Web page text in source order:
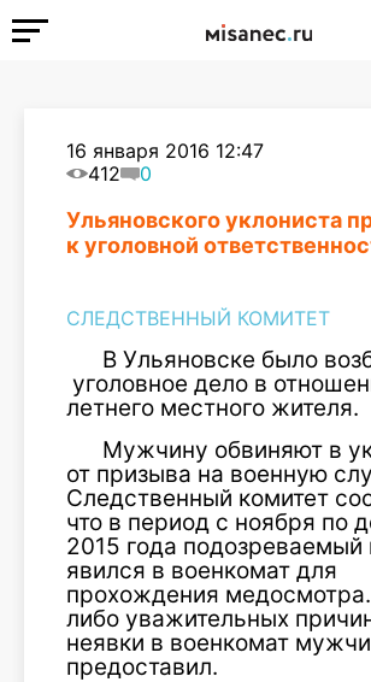
16 января 2016 12:47
412
0
Ульяновского уклониста
к уголовной
СЛЕДСТВЕННЫЙ КОМИТЕТ
В Ульяновске было
уголовное дело в
летнего местного жителя.
Мужчину обвиняют в
от призыва на военную
Следственный комитет
что в период с ноября по
2015 года подозреваемый
явился в военкомат для
прохождения
либо уважительных
неявки в военкомат
предоставил.